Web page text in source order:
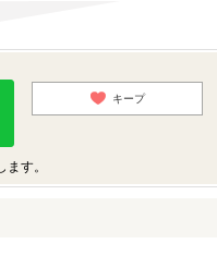
キープ
す。